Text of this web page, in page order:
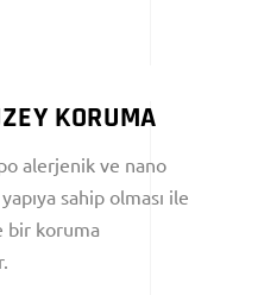
KORUMA
alerjenik ve nano
sahip olması ile
bir koruma